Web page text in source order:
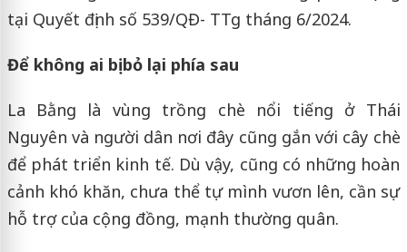
tại Quyết định số 539/QĐ- TTg tháng 6/2024.
Để không ai bị bỏ lại phía sau
La Bằng là vùng trồng chè nổi tiếng ở Thái
Nguyên và người dân nơi đây cũng gắn với cây chè
để phát triển kinh tế. Dù vậy, cũng có những hoàn
cảnh khó khăn, chưa thể tự mình vươn lên, cần sự
hỗ trợ của cộng đồng, mạnh thường quân.